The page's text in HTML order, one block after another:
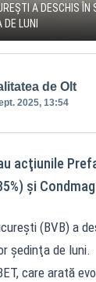
A DESCHIS
DE LUNI
de Olt
2025, 13:54
acţiunile
şi
(BVB) a
şedinţa de luni.
care arată